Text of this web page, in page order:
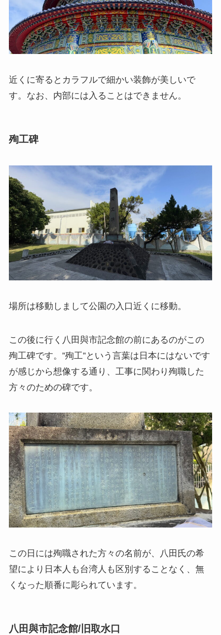
近くに寄るとカラフルで細かい装飾が美しいで
す。なお、内部には入ることはできません。
殉工碑
場所は移動しまして公園の入口近くに移動。
この後に行く八田與市記念館の前にあるのがこの
殉工碑です。”殉工”という言葉は日本にはないです
が感じから想像する通り、工事に関わり殉職した
方々のための碑です。
この日には殉職された方々の名前が、八田氏の希
望により日本人も台湾人も区別することなく、無
くなった順番に彫られています。
八田與市記念館/旧取水口